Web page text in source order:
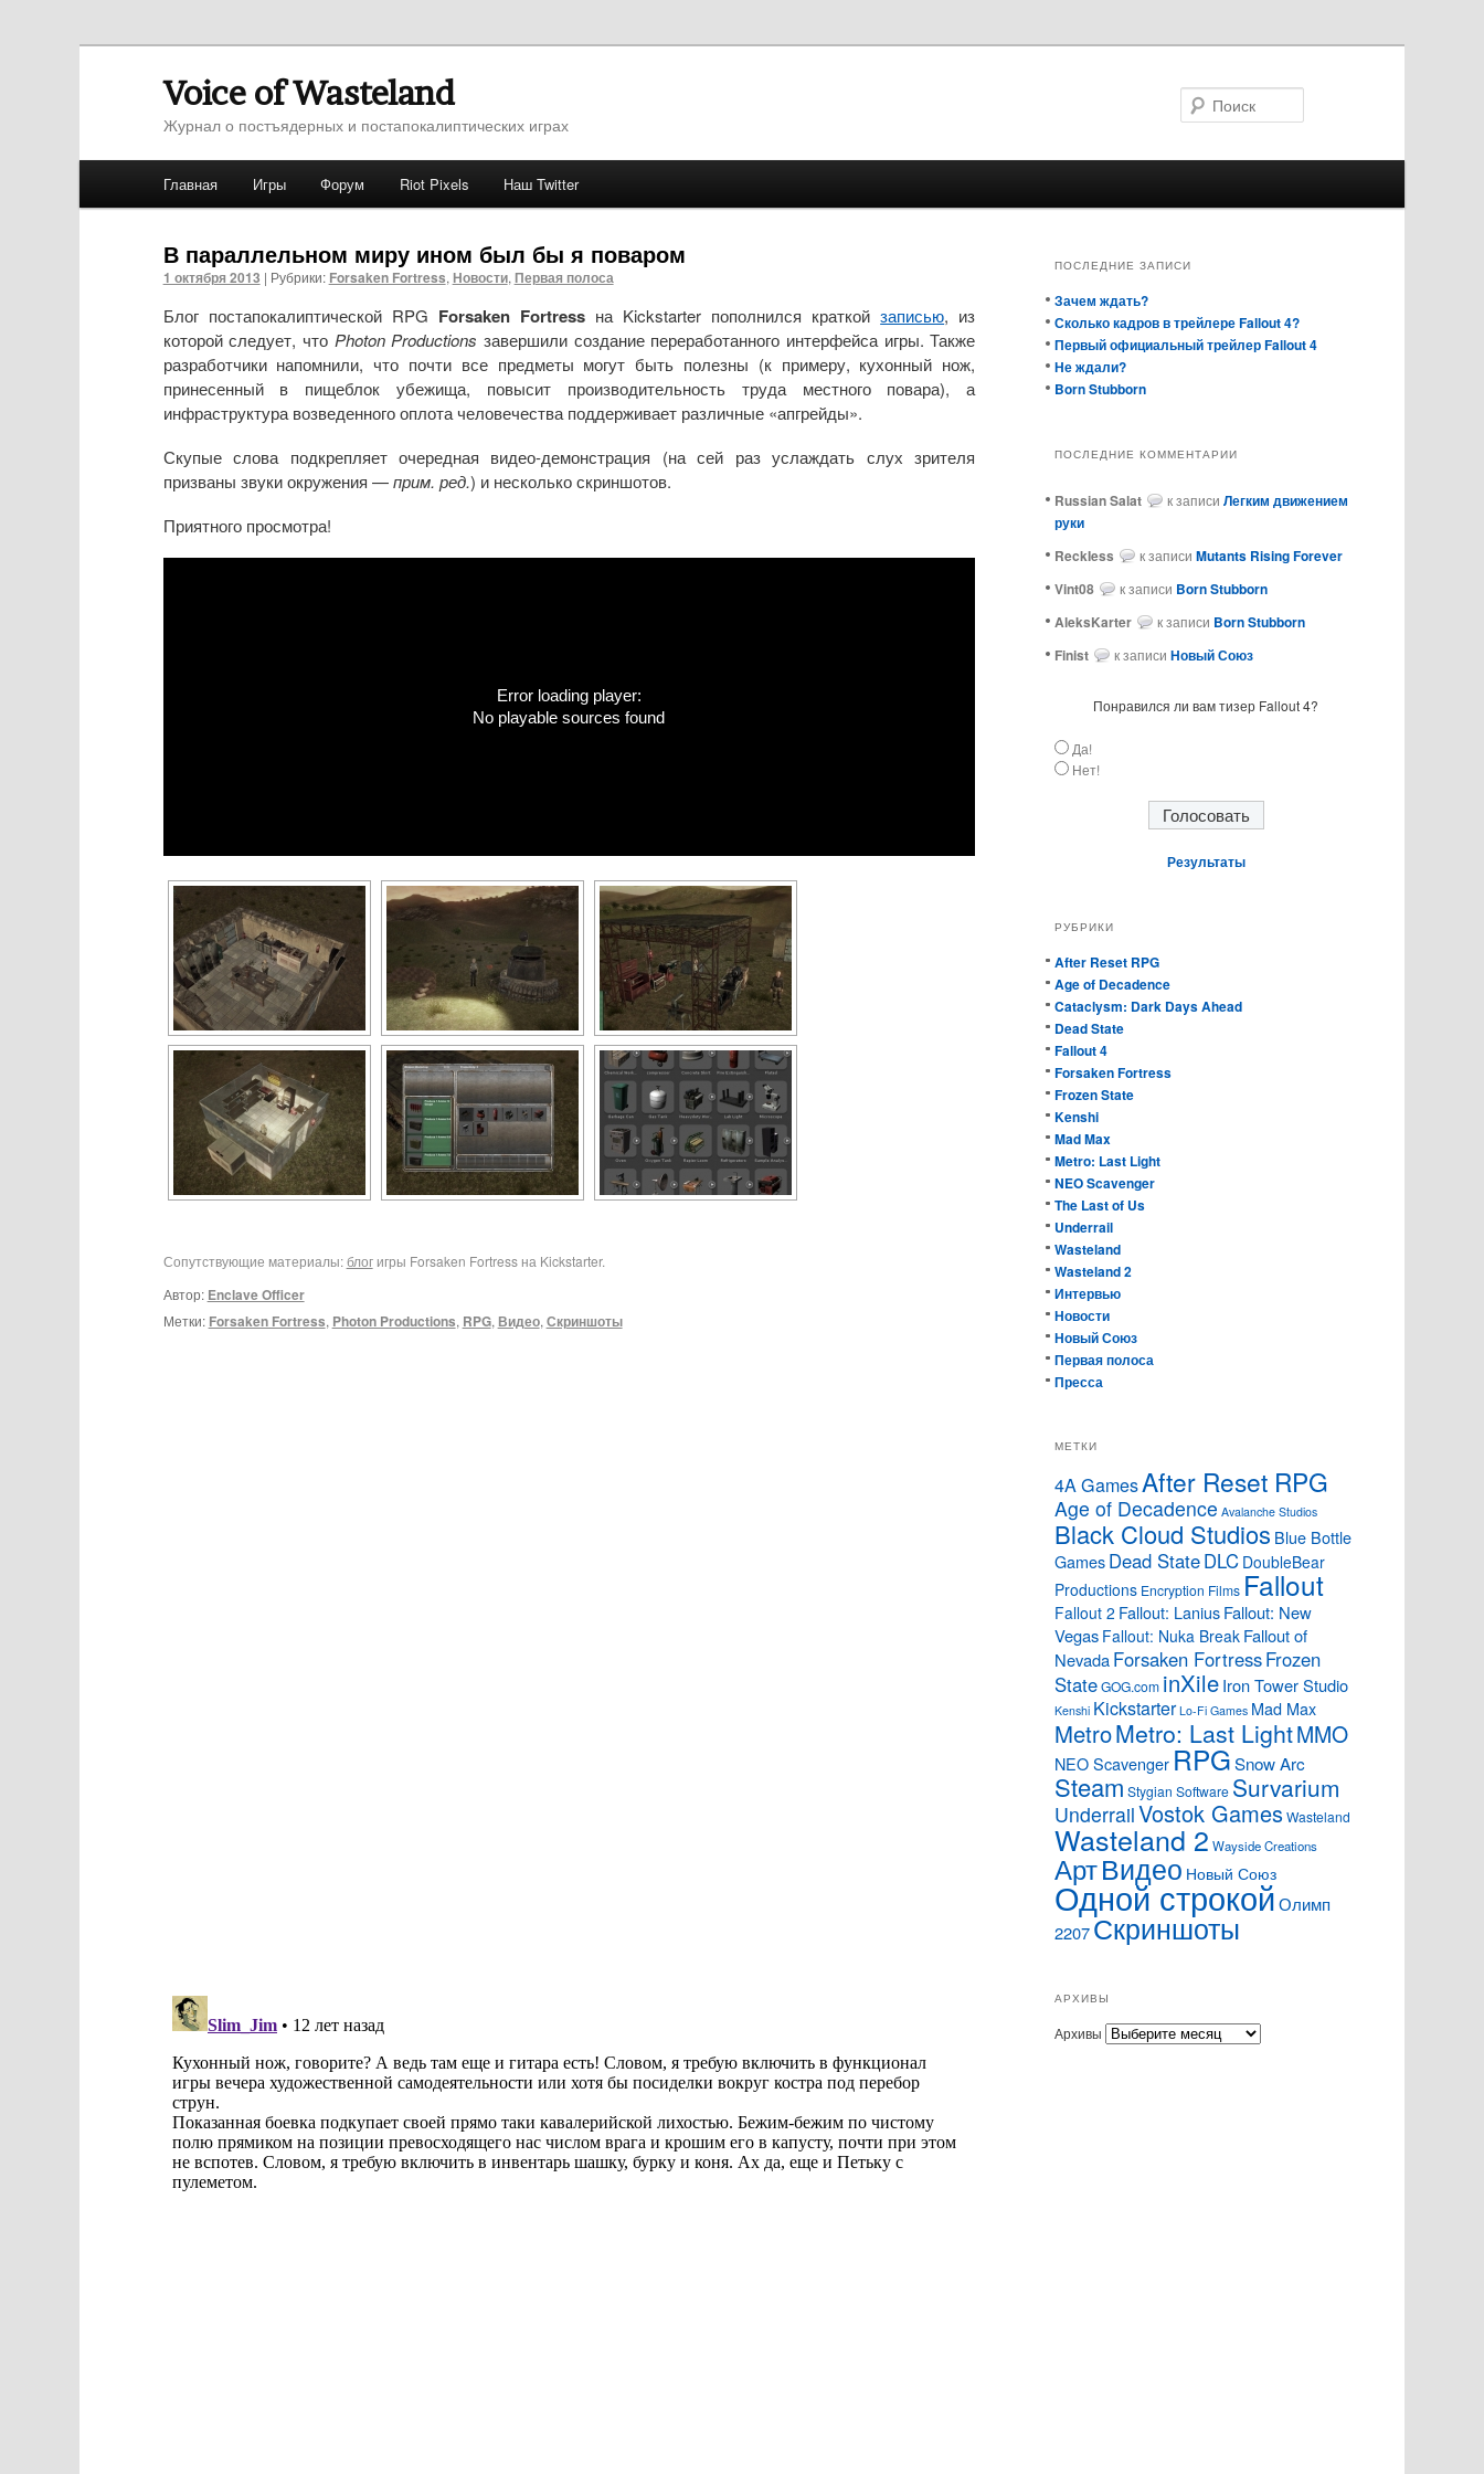
Voice of Wasteland
Журнал о постъядерных и постапокалиптических играх
Перейти к основному содержимому
Перейти к дополнительному содержимому
Главная Игры Форум Riot Pixels Наш Twitter
В параллельном миру ином был бы я поваром
1 октября 2013 | Рубрики: Forsaken Fortress, Новости, Первая полоса
Блог постапокалиптической RPG Forsaken Fortressна Kickstarter пополнился краткойзаписью, из
которой следует, что Photon Productions завершили создание переработанного интерфейса игры. Также
разработчики напомнили, что почти все предметы могут быть полезны (к примеру, кухонный нож,
принесенный в пищеблок убежища, повысит производительность труда местного повара), а
инфраструктура возведенного оплота человечества поддерживает различные «апгрейды».
Скупые слова подкрепляет очередная видео-демонстрация (на сей раз услаждать слух зрителя
призваны звуки окружения —прим. ред.) и несколько скриншотов.
Приятного просмотра!
Error loading player:
No playable sources found
Сопутствующие материалы:блогигры Forsaken Fortress на Kickstarter.
Автор: Enclave Officer
Метки: Forsaken Fortress, Photon Productions, RPG, Видео, Скриншоты
ПОСЛЕДНИЕ ЗАПИСИ
Зачем ждать?
Сколько кадров в трейлере Fallout 4?
Первый официальный трейлер Fallout 4
Не ждали?
Born Stubborn
ПОСЛЕДНИЕ КОММЕНТАРИИ
Russian Salat к записиЛегким движением
руки
ReckIess
к записиMutants Rising Forever
Vint08
к записи Born Stubborn
AleksKarter
к записи Born Stubborn
Finist
к записиНовый Союз
Понравился ли вам тизер Fallout 4?
Да!
Нет!
Результаты
РУБРИКИ
After Reset RPG
Age of Decadence
Cataclysm: Dark Days Ahead
Dead State
Fallout 4
Forsaken Fortress
Frozen State
Kenshi
Mad Max
Metro: Last Light
NEO Scavenger
The Last of Us
Underrail
Wasteland
Wasteland 2
Интервью
Новости
Новый Союз
Первая полоса
Пресса
МЕТКИ
4A GamesAfter Reset RPG
Age of Decadence Avalanche Studios
Black Cloud Studios Blue Bottle
GamesDead StateDLC DoubleBear
Productions Encryption Films Fallout
Fallout 2 Fallout: LaniusFallout: New
Vegas Fallout: Nuka Break Fallout of
NevadaForsaken FortressFrozen
StateGOG.com inXileIron Tower Studio
Kenshi Kickstarter Lo-Fi Games Mad Max
MetroMetro: Last LightMMO
NEO Scavenger RPGSnow Arc
Steam Stygian Software Survarium
UnderrailVostok GamesWasteland
Wasteland 2 Wayside Creations
АртВидео Новый Союз
Одной строкой Олимп
2207Скриншоты
АРХИВЫ
Архивы